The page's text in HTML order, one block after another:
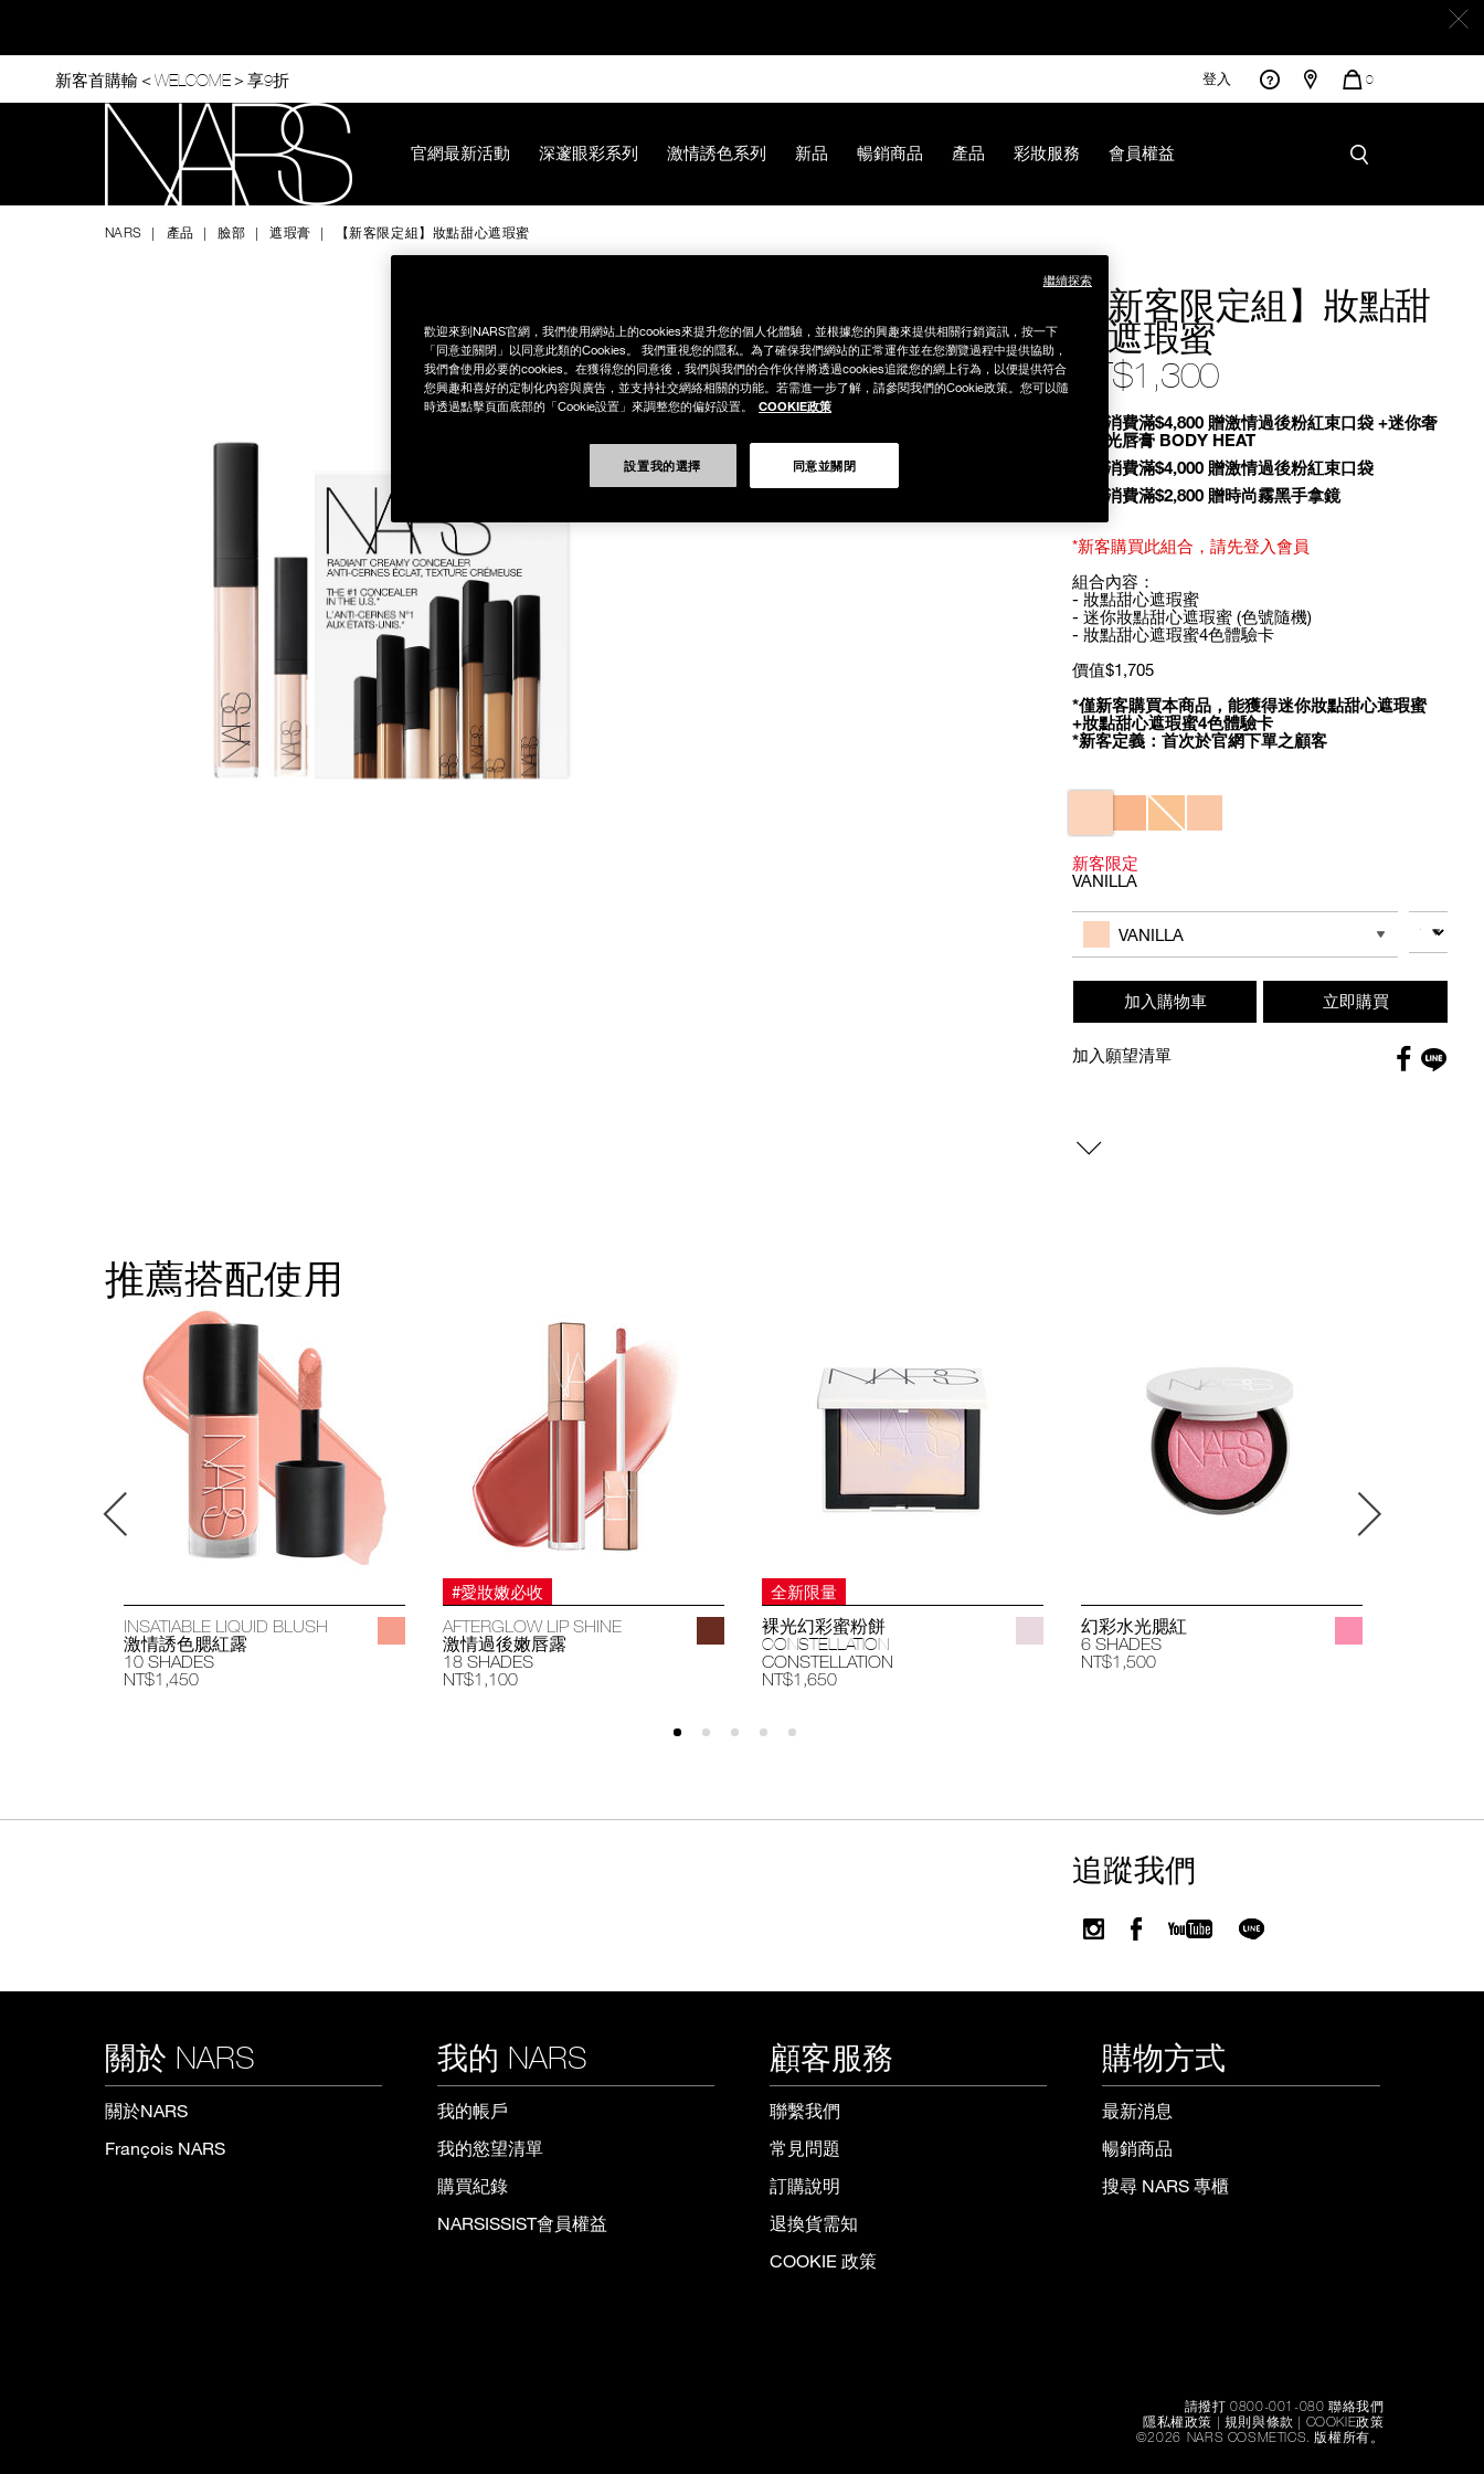
content
【8/3-8/10限定】明星底妝買1送1 立即購買
【8/3-8/10限定】限時輸碼贈迷你腮紅露
新客首購輸＜WELCOME＞享9折 登入
您
0
官網最新活動 深邃眼彩系列 激情誘色系列 新品 暢銷商品 產品 彩妝服務 會員權益
NARS 產品 臉部 遮瑕膏 【新客限定組】妝點甜心遮瑕蜜
/zh/
【新客限定組】妝點甜
心遮瑕蜜
NT$1,300
Promotions
全館消費滿$4,800 贈激情過後粉紅束口袋 +迷你奢
慾緞光唇膏 BODY HEAT
全館消費滿$4,000 贈激情過後粉紅束口袋
全館消費滿$2,800 贈時尚霧黑手拿鏡
*新客購買此組合，請先登入會員
組合內容：
- 妝點甜心遮瑕蜜
- 迷你妝點甜心遮瑕蜜 (色號隨機)
- 妝點甜心遮瑕蜜4色體驗卡
價值$1,705
*僅新客購買本商品，能獲得迷你妝點甜心遮瑕蜜
+妝點甜心遮瑕蜜4色體驗卡
*新客定義：首次於官網下單之顧客
Variations
新客限定
VANILLA
to
options
Actions
其他色系
VANILLA
數量
加入購物車 立即購買
加入願望清單
推薦搭配使用
INSATIABLE LIQUID BLUSH
激情誘色腮紅露
10 SHADES
NT$1,450
#愛妝嫩必收
AFTERGLOW LIP SHINE
激情過後嫩唇露
18 SHADES
NT$1,100
全新限量
裸光幻彩蜜粉餅
CONSTELLATION
CONSTELLATION
NT$1,650
幻彩水光腮紅
6 SHADES
NT$1,500
追蹤我們
關於 NARS
關於NARS
François NARS
我的 NARS
我的帳戶
我的慾望清單
購買紀錄
NARSISSIST會員權益
顧客服務
聯繫我們
常見問題
訂購說明
退換貨需知
COOKIE 政策
購物方式
最新消息
暢銷商品
搜尋 NARS 專櫃
請撥打 0800-001-080 聯絡我們
隱私權政策 | 規則與條款 | COOKIE政策
©2026 NARS COSMETICS. 版權所有。
歡迎來到NARS官網，我們使用網站上的cookies來提升您的個人化體驗，並根據您的興趣來提供相關行銷資訊，按一下
「同意並關閉」以同意此類的Cookies。 我們重視您的隱私。為了確保我們網站的正常運作並在您瀏覽過程中提供協助，
我們會使用必要的cookies。在獲得您的同意後，我們與我們的合作伙伴將透過cookies追蹤您的網上行為，以便提供符合
您興趣和喜好的定制化內容與廣告，並支持社交網絡相關的功能。若需進一步了解，請參閱我們的Cookie政策。您可以隨
時透過點擊頁面底部的「Cookie設置」來調整您的偏好設置。
COOKIE政策
設置我的選擇 同意並關閉
繼續探索